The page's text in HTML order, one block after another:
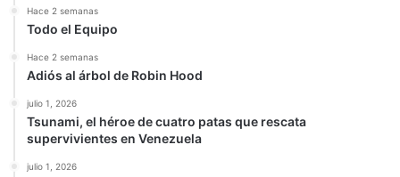
Hace 2 semanas
Todo el Equipo
Hace 2 semanas
Adiós al árbol de Robin Hood
julio 1, 2026
Tsunami, el héroe de cuatro patas que rescata
supervivientes en Venezuela
julio 1, 2026